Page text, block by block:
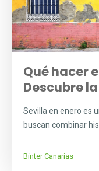
Qué hacer
Descubre
Sevilla en enero es
buscan combinar
Binter Canarias